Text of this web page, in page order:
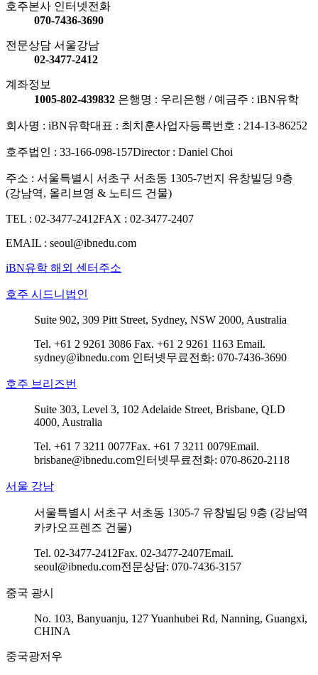
호주본사 인터넷전화
070-7436-3690
전문상담 서울강남
02-3477-2412
계좌정보
1005-802-439832 은행명 : 우리은행 / 예금주 : iBN유학
회사명 : iBN유학대표 : 최치훈사업자등록번호 : 214-13-86252
호주법인 : 33-166-098-157Director : Daniel Choi
주소 : 서울특별시 서초구 서초동 1305-7번지 유창빌딩 9층
(강남역, 올리브영 & 노티드 건물)
TEL : 02-3477-2412FAX : 02-3477-2407
EMAIL : seoul@ibnedu.com
iBN유학 해외 센터주소
호주 시드니법인
Suite 902, 309 Pitt Street, Sydney, NSW 2000, Australia
Tel. +61 2 9261 3086 Fax. +61 2 9261 1163 Email.
sydney@ibnedu.com 인터넷무료전화: 070-7436-3690
호주 브리즈번
Suite 303, Level 3, 102 Adelaide Street, Brisbane, QLD
4000, Australia
Tel. +61 7 3211 0077Fax. +61 7 3211 0079Email.
brisbane@ibnedu.com인터넷무료전화: 070-8620-2118
서울 강남
서울특별시 서초구 서초동 1305-7 유창빌딩 9층 (강남역
카카오프렌즈 건물)
Tel. 02-3477-2412Fax. 02-3477-2407Email.
seoul@ibnedu.com전문상담: 070-7436-3157
중국 광시
No. 103, Banyuanju, 127 Yuanhubei Rd, Nanning, Guangxi,
CHINA
중국광저우